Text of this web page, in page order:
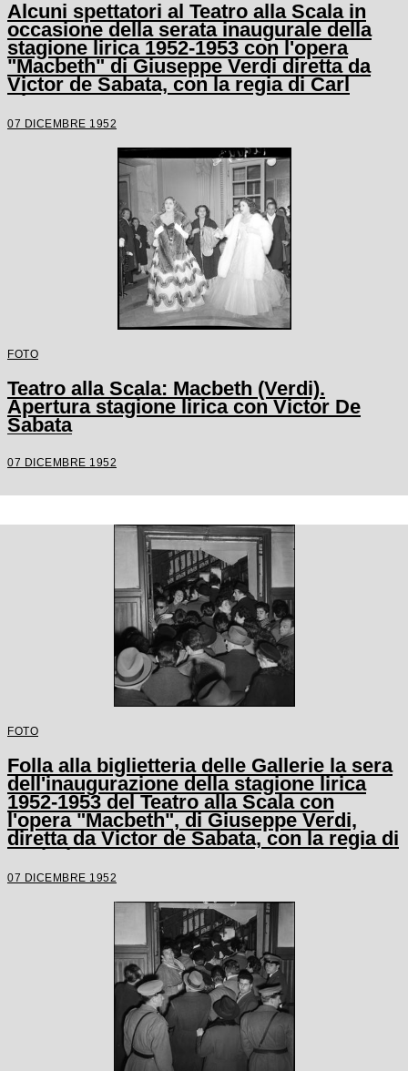
Alcuni spettatori al Teatro alla Scala in
occasione della serata inaugurale della
stagione lirica 1952-1953 con l'opera
"Macbeth" di Giuseppe Verdi diretta da
Victor de Sabata, con la regia di Carl
Ebert
07 DICEMBRE 1952
FOTO
Teatro alla Scala: Macbeth (Verdi).
Apertura stagione lirica con Victor De
Sabata
07 DICEMBRE 1952
FOTO
Folla alla biglietteria delle Gallerie la sera
dell'inaugurazione della stagione lirica
1952-1953 del Teatro alla Scala con
l'opera "Macbeth", di Giuseppe Verdi,
diretta da Victor de Sabata, con la regia di
Carl Ebert
07 DICEMBRE 1952